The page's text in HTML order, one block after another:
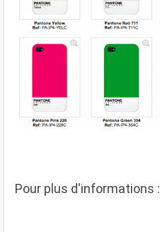
Pour plus d'informations :